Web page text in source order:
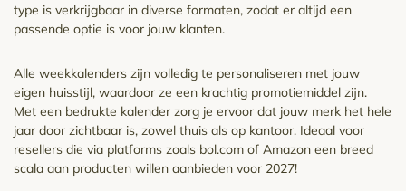
type is verkrijgbaar in diverse formaten, zodat er altijd een
passende optie is voor jouw klanten.
Alle weekkalenders zijn volledig te personaliseren met jouw
eigen huisstijl, waardoor ze een krachtig promotiemiddel zijn.
Met een bedrukte kalender zorg je ervoor dat jouw merk het hele
jaar door zichtbaar is, zowel thuis als op kantoor. Ideaal voor
resellers die via platforms zoals bol.com of Amazon een breed
scala aan producten willen aanbieden voor 2027!